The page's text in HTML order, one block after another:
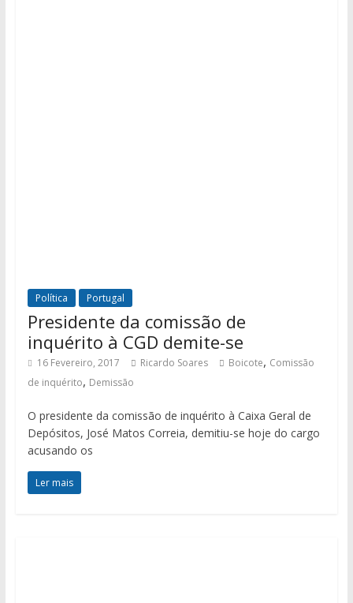
Política Portugal
Presidente da comissão de
inquérito à CGD demite-se
16 Fevereiro, 2017 Ricardo Soares Boicote, Comissão
de inquérito, Demissão
O presidente da comissão de inquérito à Caixa Geral de
Depósitos, José Matos Correia, demitiu-se hoje do cargo
acusando os
Ler mais